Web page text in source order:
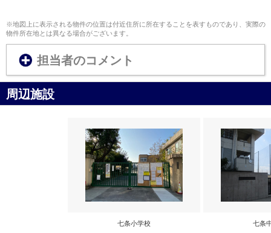
※地図上に表示される物件の位置は付近住所に所在することを表すものであり、実際の
物件所在地とは異なる場合がございます。
担当者のコメント
周辺施設
七条小学校 七条